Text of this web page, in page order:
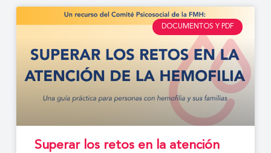
DOCUMENTOS Y PDF
Superar los retos en la atención